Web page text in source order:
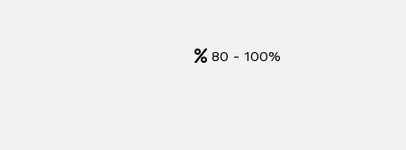
80 - 100%